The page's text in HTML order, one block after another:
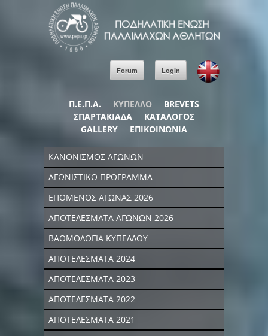
Forum Login
Π.Ε.Π.Α. ΚΥΠΕΛΛΟ
BREVETS
ΣΠΑΡΤΑΚΙΑΔΑ
ΚΑΤΑΛΟΓΟΣ
GALLERY
ΕΠΙΚΟΙΝΩΝΙΑ
ΚΑΝΟΝΙΣΜΟΣ ΑΓΩΝΩΝ
ΑΓΩΝΙΣΤΙΚΟ ΠΡΟΓΡΑΜΜΑ
ΕΠΟΜΕΝΟΣ ΑΓΩΝΑΣ 2026
ΑΠΟΤΕΛΕΣΜΑΤΑ ΑΓΩΝΩΝ 2026
ΒΑΘΜΟΛΟΓΙΑ ΚΥΠΕΛΛΟΥ
ΑΠΟΤΕΛΕΣΜΑΤΑ 2024
ΑΠΟΤΕΛΕΣΜΑΤΑ 2023
ΑΠΟΤΕΛΕΣΜΑΤΑ 2022
ΑΠΟΤΕΛΕΣΜΑΤΑ 2021